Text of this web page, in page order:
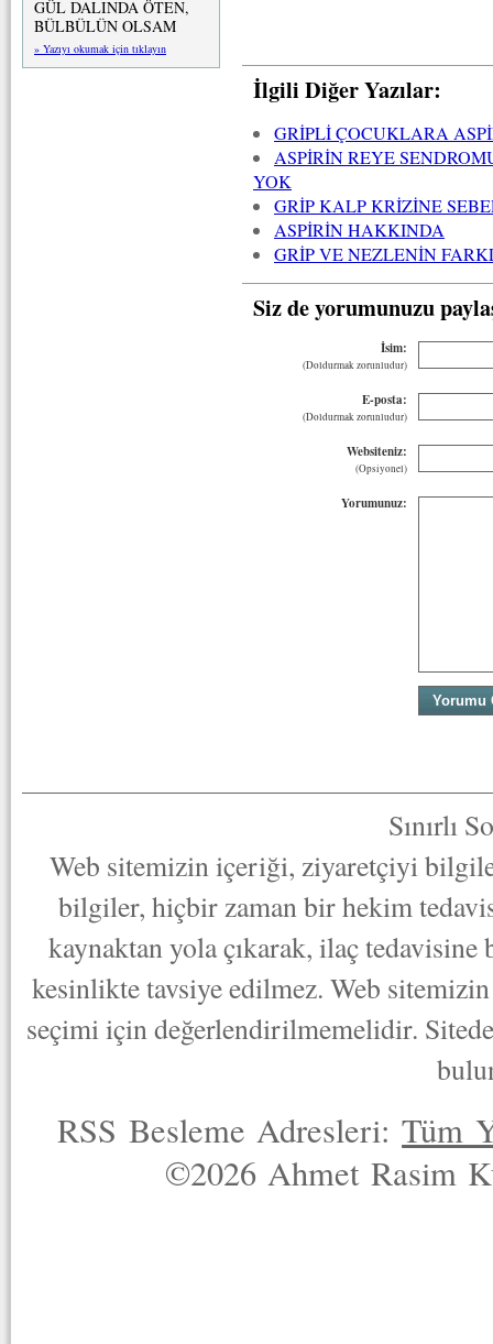
GÜL DALINDA ÖTEN,
BÜLBÜLÜN OLSAM
» Yazıyı okumak için tıklayın
İlgili Diğer Yazılar:
GRİPLİ ÇOCUKLARA
ASPİRİN REYE
YOK
GRİP KALP KRİZİNE
ASPİRİN HAKKINDA
GRİP VE NEZLENİN
Siz de yorumunuzu
İsim:
(Doldurmak zorunludur)
E-posta:
(Doldurmak zorunludur)
Websiteniz:
(Opsiyonel)
Yorumunuz:
Sınırlı
Web sitemizin içeriği, ziyaretçiyi
bilgiler, hiçbir zaman bir hekim
kaynaktan yola çıkarak, ilaç
kesinlikte tavsiye edilmez. Web
seçimi için değerlendirilmemelidir.
RSS Besleme Adresleri:Tüm
©2026 Ahmet Rasim